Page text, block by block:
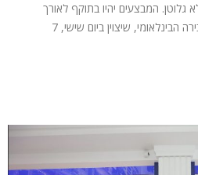
גלוטן. המבצעים יהיו בתוקף לאורך
חודש אוגוסט. לקראת יום הבירה הבינלאומי, שיצוין ביום שישי, 7